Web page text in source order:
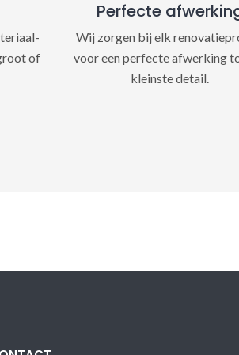
of
Perfecte
Wij zorgen bij elk
voor een perfecte afwerking
kleinste detail.